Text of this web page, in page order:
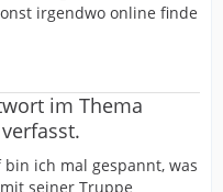
irgendwo online finde
im Thema
verfasst.
ich mal gespannt, was
seiner Truppe